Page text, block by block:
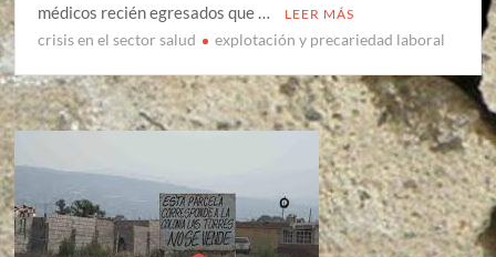
médicos recién egresados que …
LEER MÁS
crisis en el sector salud explotación y precariedad laboral